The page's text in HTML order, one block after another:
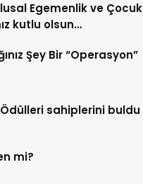
Egemenlik ve Çocuk
kutlu olsun…
Şey Bir “Operasyon”
sahiplerini buldu
mi?